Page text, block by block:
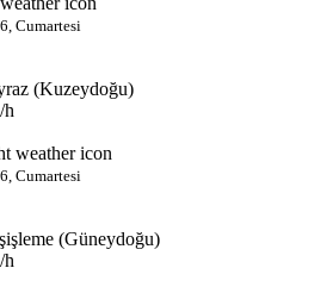
Cumartesi
(Kuzeydoğu)
h
Cumartesi
(Güneydoğu)
h